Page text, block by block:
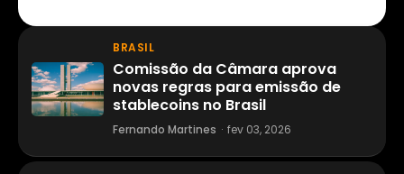
BRASIL
Comissão da Câmara aprova
novas regras para emissão de
stablecoins no Brasil
Fernando Martines · fev 03, 2026